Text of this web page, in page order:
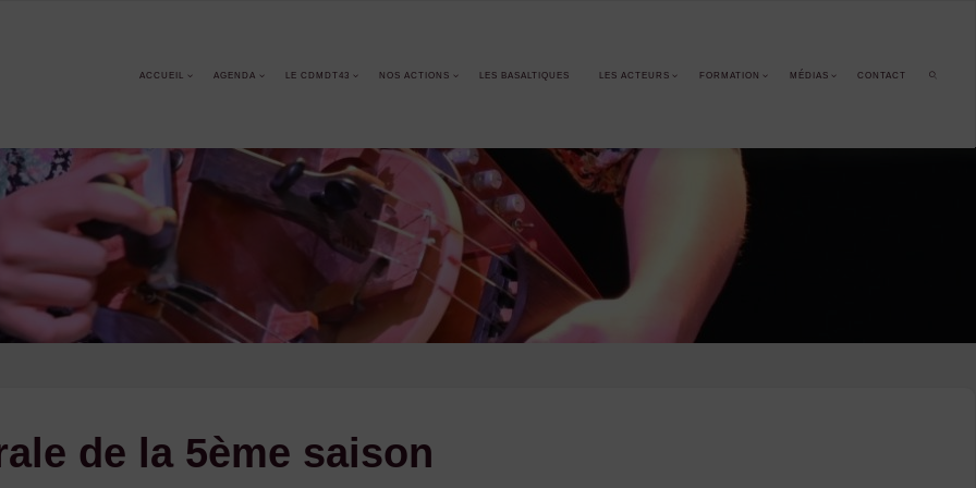
ACCUEIL AGENDA LE CDMDT43 NOS ACTIONS LES BASALTIQUES LES ACTEURS FORMATION MÉDIAS CONTACT
de la 5ème saison